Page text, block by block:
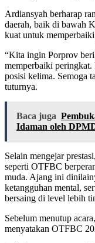
Ardiansyah berharap
daerah, baik di bawah
kuat untuk
“Kita ingin Porprov
memperbaiki peringkat.
posisi kelima. Semoga
tuturnya.
Baca juga
Idaman oleh
Selain mengejar
seperti OTFBC
muda. Ajang ini
ketangguhan mental,
bersaing di level lebih
Sebelum menutup
menyatakan OTFBC